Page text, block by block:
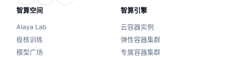
智算空间
Alaya Lab
极核训练
模型广场
智算引擎
云容器实例
弹性容器集群
专属容器集群